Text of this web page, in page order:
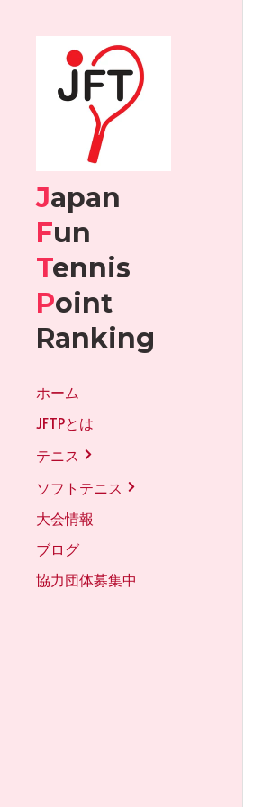
Japan
Fun
Tennis
Point
Ranking
ホーム
JFTPとは
テニス
ソフトテニス
大会情報
ブログ
協力団体募集中